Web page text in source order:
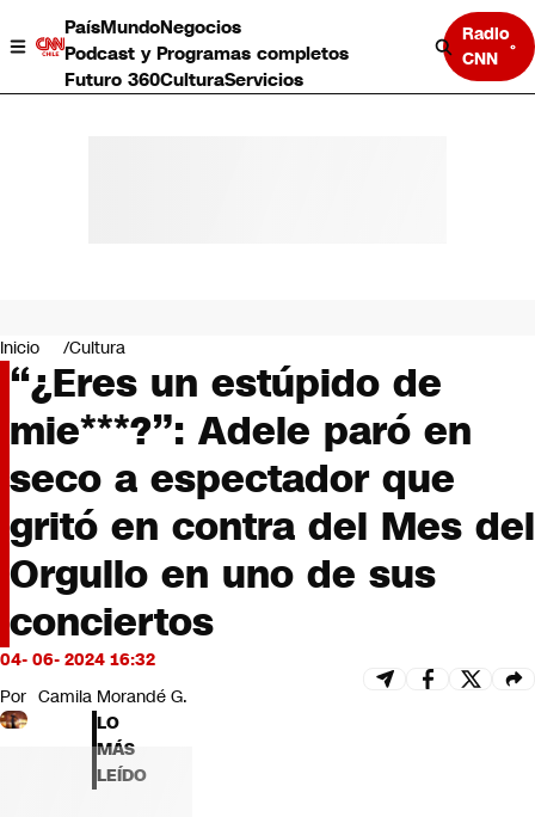
PaísMundoNegocios
Podcast y Programas completos
Futuro 360CulturaServicios
Radio
CNN
Negocios
Deportes
Programas completos
Cultura
Servicios
Bits
CNN Data
CNN tiempo
Futuro 360
Opinión
Inicio Cultura
“¿Eres un estúpido de
mie***?”: Adele paró en
seco a espectador que
gritó en contra del Mes del
Orgullo en uno de sus
conciertos
04- 06- 2024 16:32
Por Camila Morandé G.
LO
MÁS
LEÍDO